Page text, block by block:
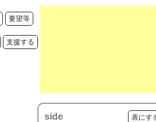
要望等
支援する
side 表にす